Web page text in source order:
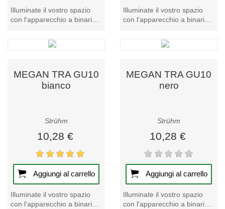
Illuminate il vostro spazio
con l'apparecchio a binario
MEGAN TRA 42 GU10
bianco. Questo prodotto
unico della nostra...
Illuminate il vostro spazio
con l'apparecchio a binario
nero MEGAN TRA 42 GU10.
Questo esclusivo
apparecchio a...
MEGAN TRA GU10
bianco
Strühm
10,28 €
Aggiungi al carrello
Illuminate il vostro spazio
con l'apparecchio a binario
MEGAN TRA GU10
nero
Strühm
10,28 €
Aggiungi al carrello
Illuminate il vostro spazio
con l'apparecchio a binario